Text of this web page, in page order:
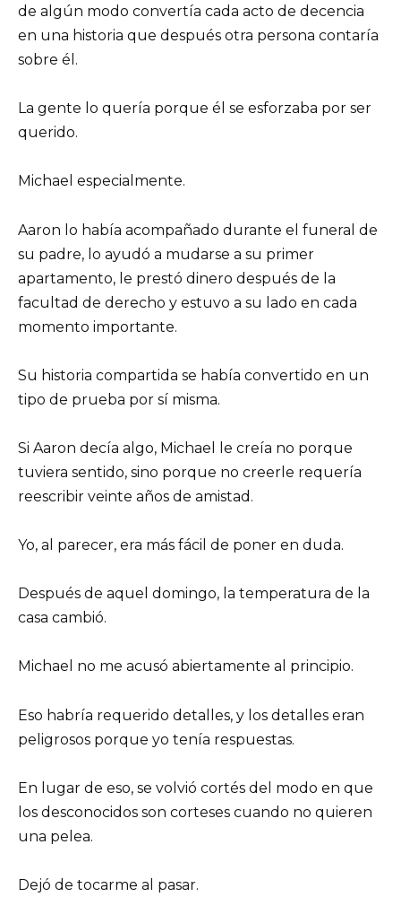
de algún modo convertía cada acto de decencia
en una historia que después otra persona contaría
sobre él.
La gente lo quería porque él se esforzaba por ser
querido.
Michael especialmente.
Aaron lo había acompañado durante el funeral de
su padre, lo ayudó a mudarse a su primer
apartamento, le prestó dinero después de la
facultad de derecho y estuvo a su lado en cada
momento importante.
Su historia compartida se había convertido en un
tipo de prueba por sí misma.
Si Aaron decía algo, Michael le creía no porque
tuviera sentido, sino porque no creerle requería
reescribir veinte años de amistad.
Yo, al parecer, era más fácil de poner en duda.
Después de aquel domingo, la temperatura de la
casa cambió.
Michael no me acusó abiertamente al principio.
Eso habría requerido detalles, y los detalles eran
peligrosos porque yo tenía respuestas.
En lugar de eso, se volvió cortés del modo en que
los desconocidos son corteses cuando no quieren
una pelea.
Dejó de tocarme al pasar.